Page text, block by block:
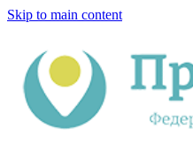
Skip to main content